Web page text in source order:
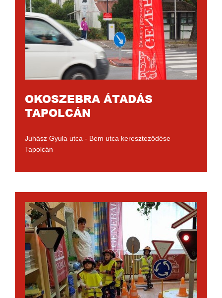
OKOSZEBRA ÁTADÁS
TAPOLCÁN
Juhász Gyula utca - Bem utca kereszteződése
Tapolcán